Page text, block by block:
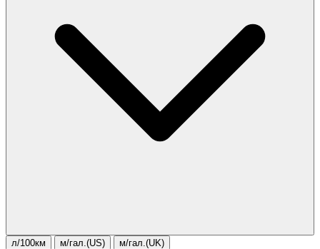
л/100км м/гал.(US) м/гал.(UK)